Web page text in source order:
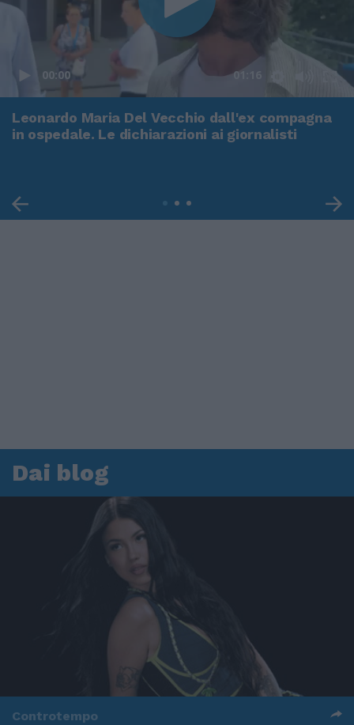
00:00 01:16
Leonardo Maria Del Vecchio dall'ex compagna
in ospedale. Le dichiarazioni ai giornalisti
Dai blog
Controtempo